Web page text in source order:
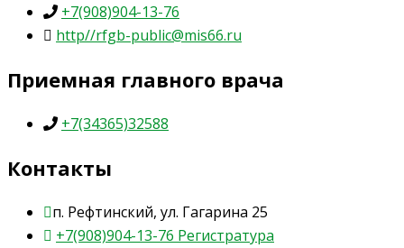
+7(908)904-13-76
http//rfgb-public@mis66.ru
Приемная главного врача
+7(34365)32588
Контакты
п. Рефтинский, ул. Гагарина 25
+7(908)904-13-76 Регистратура